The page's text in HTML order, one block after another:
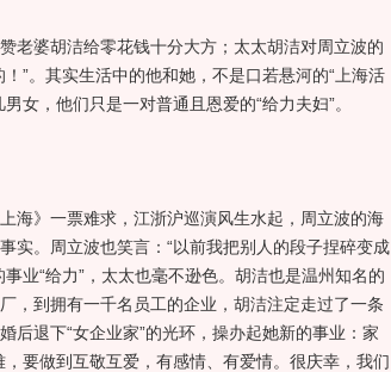
婆胡洁给零花钱十分大方；太太胡洁对周立波的
”。其实生活中的他和她，不是口若悬河的“上海活
女，他们只是一对普通且恩爱的“给力夫妇”。
》一票难求，江浙沪巡演风生水起，周立波的海
实。周立波也笑言：“以前我把别人的段子捏碎变成
业“给力”，太太也毫不逊色。胡洁也是温州知名的
，到拥有一千名员工的企业，胡洁注定走过了一条
后退下“女企业家”的光环，操办起她新的事业：家
要做到互敬互爱，有感情、有爱情。很庆幸，我们